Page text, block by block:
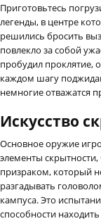
Приготовьтесь
легенды, в центре
решились бросить
повлекло за собой
пробудил проклятие,
каждом шагу
немногие отважатся
Искусство
Основное оружие
элементы
призраком, который
разгадывать
кампуса. Это
способности